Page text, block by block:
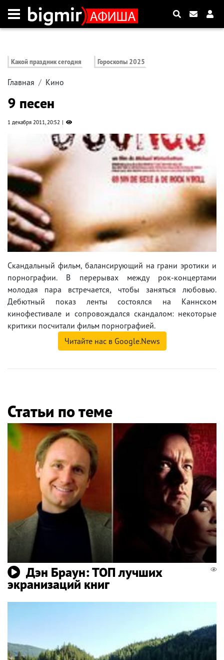
Какой праздник сегодня Гороскопы 2025
Главная Кино
9 песен
1 декабря 2011, 20:52
Скандальный фильм, балансирующий на грани эротики и
порнографии. В перерывах между рок-концертами
молодая пара встречается, чтобы заняться любовью.
Дебютный показ ленты состоялся на Каннском
кинофестивале и сопровождался скандалом: некоторые
критики посчитали фильм порнографией.
Читайте нас в Google.News
Статьи по теме
Дэн Браун: ТОП лучших
экранизаций книг